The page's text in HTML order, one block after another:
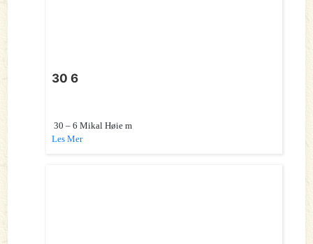
30 6
30 – 6 Mikal Høie m
Les Mer